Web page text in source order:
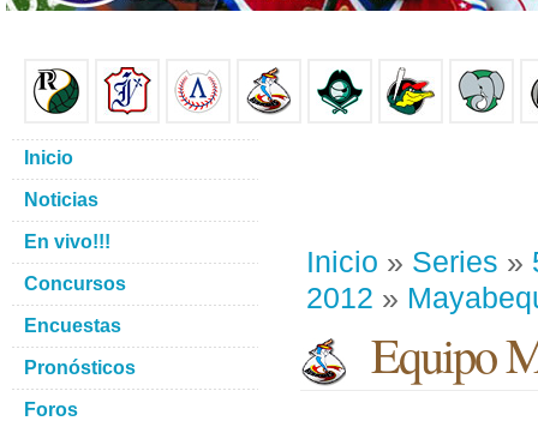
Inicio » Series »
2012 »
Equipo
Inicio
Noticias
En vivo!!!
Concursos
Encuestas
Pronósticos
Foros